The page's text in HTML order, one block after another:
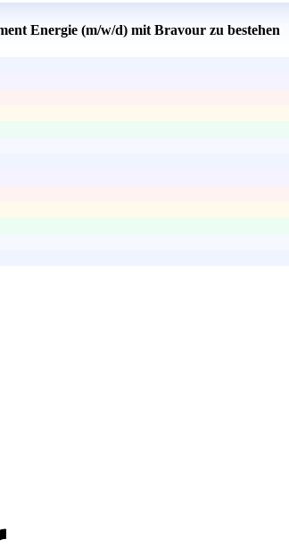
Energie (m/w/d) mit Bravour zu bestehen